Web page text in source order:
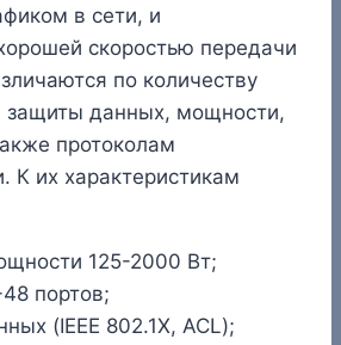
в сети, и
скоростью передачи
по количеству
защиты данных, мощности,
протоколам
К их характеристикам
125-2000 Вт;
портов;
(IEEE 802.1X, ACL);